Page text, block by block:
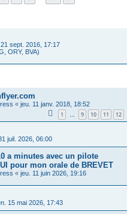
r
sept. 2016, 17:17
ORY, BVA)
« jeu. 11 janv. 2018, 18:52
1 … 9 10 11 12
juil. 2026, 06:00
a minutes avec un pilote
pour mon orale de BREVET
« jeu. 11 juin 2026, 19:16
15 mai 2026, 17:43